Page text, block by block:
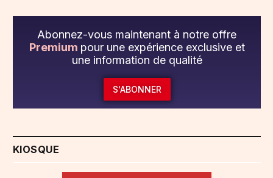
Abonnez-vous maintenant à notre offre
Premium pour une expérience exclusive et
une information de qualité
S'ABONNER
KIOSQUE